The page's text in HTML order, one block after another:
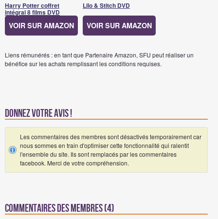
Harry Potter coffret
intégral 8 films DVD
VOIR SUR AMAZON
Lilo & Stitch DVD
VOIR SUR AMAZON
Liens rémunérés : en tant que Partenaire Amazon, SFU peut réaliser un
bénéfice sur les achats remplissant les conditions requises.
Donnez votre avis !
Les commentaires des membres sont désactivés temporairement car
nous sommes en train d'optimiser cette fonctionnalité qui ralentit
l'ensemble du site. Ils sont remplacés par les commentaires
facebook. Merci de votre compréhension.
Commentaires des membres (4)